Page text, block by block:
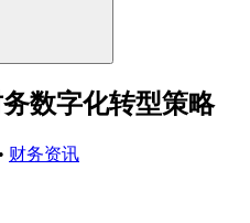
数字化转型策略
• 财务资讯